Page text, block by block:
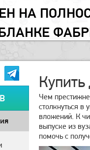
НА
Чем
столкнуться в
вложений. К
выпуске из
помочь с